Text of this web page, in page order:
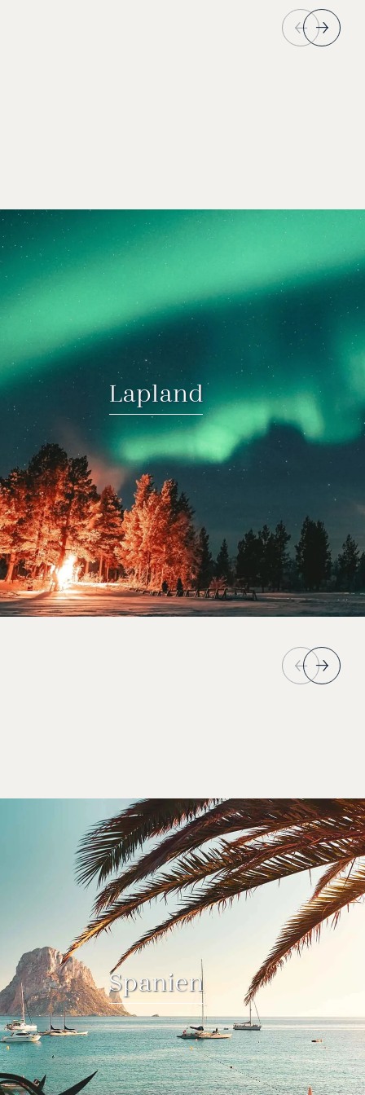
Lapland
Spanien